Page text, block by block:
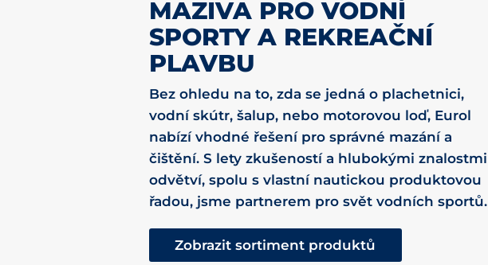
MAZIVA PRO VODNÍ
SPORTY A REKREAČNÍ
PLAVBU
Bez ohledu na to, zda se jedná o plachetnici,
vodní skútr, šalup, nebo motorovou loď, Eurol
nabízí vhodné řešení pro správné mazání a
čištění. S lety zkušeností a hlubokými znalostmi
odvětví, spolu s vlastní nautickou produktovou
řadou, jsme partnerem pro svět vodních sportů.
Zobrazit sortiment produktů